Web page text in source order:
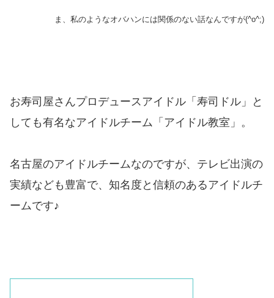
ま、私のようなオバハンには関係のない話なんですが(^o^;)
お寿司屋さんプロデュースアイドル「寿司ドル」と
しても有名なアイドルチーム「アイドル教室」。
名古屋のアイドルチームなのですが、テレビ出演の
実績なども豊富で、知名度と信頼のあるアイドルチ
ームです♪